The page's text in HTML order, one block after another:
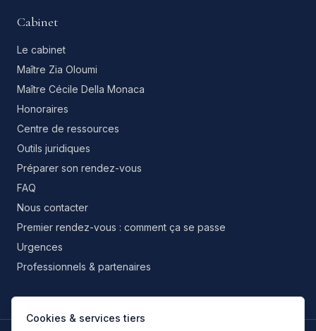
Cookies & services tiers
Cabinet
Le cabinet
Maître Zia Oloumi
Maître Cécile Della Monaca
Honoraires
Centre de ressources
Outils juridiques
Préparer son rendez-vous
FAQ
Nous contacter
Premier rendez-vous : comment ça se passe
Urgences
Professionnels & partenaires